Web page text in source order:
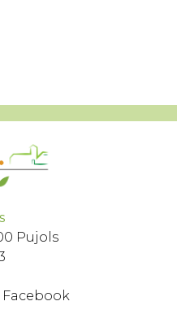
Pujols